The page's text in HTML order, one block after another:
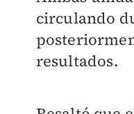
circulando
resultados.